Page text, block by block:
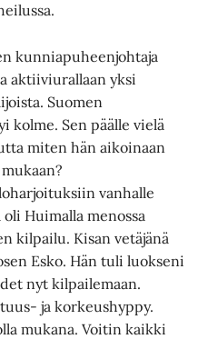
kunniapuheenjohtaja
aktiiviurallaan yksi
Suomen
kolme. Sen päälle vielä
miten hän aikoinaan
vanhalle
Huimalla menossa
kilpailu. Kisan vetäjänä
Esko. Hän tuli luokseni
nyt kilpailemaan.
ja korkeushyppy.
mukana. Voitin kaikki